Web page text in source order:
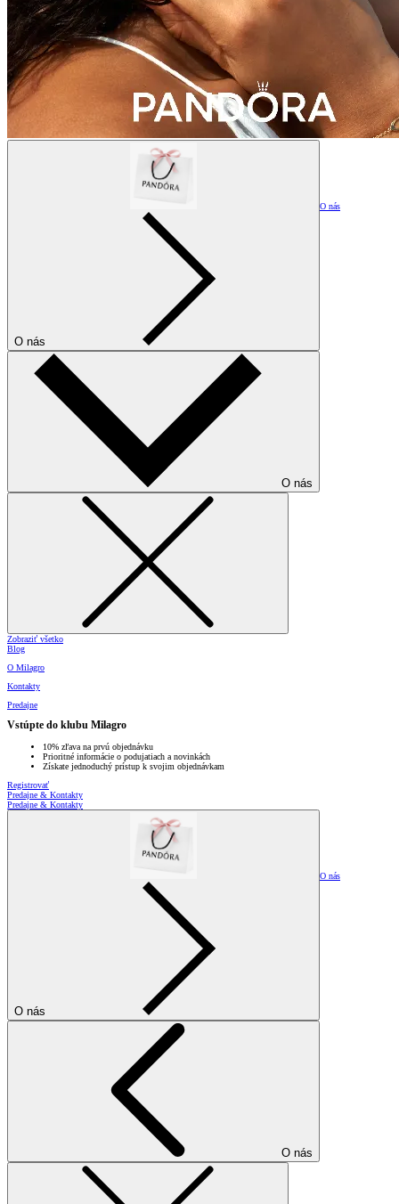
O nás
O nás
O nás
Zobraziť všetko
Blog
O Milagro
Kontakty
Predajne
Vstúpte do klubu Milagro
10% zľava na prvú objednávku
Prioritné informácie o podujatiach a novinkách
Získate jednoduchý prístup k svojim objednávkam
Registrovať
Predajne & Kontakty
Predajne & Kontakty
O nás
O nás
O nás